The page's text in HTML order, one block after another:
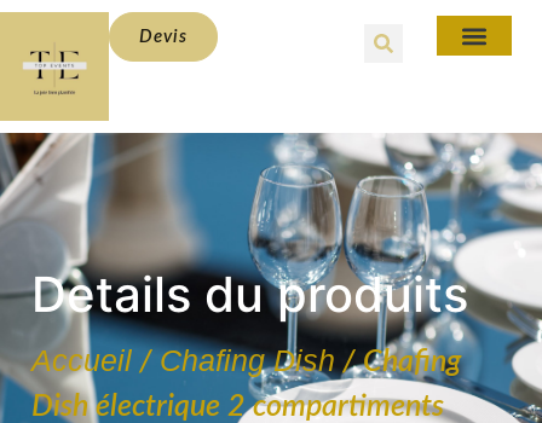
Devis
Details du produits
Accueil / Chafing Dish / Chafing
Dish électrique 2 compartiments